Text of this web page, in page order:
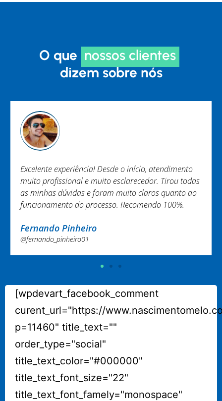
O que nossos clientes
dizem sobre nós
atendimento
Tirou todas
quanto ao
100%.
Trabalho EXCEPCIONAL não tenho
Equipe engajada e ágil. Em especial
Brenner. Obrigada.
@nayaramelo02
[wpdevart_facebook_comment
curent_url="https://
p=11460" title_text=""
order_type="social"
title_text_color="#000000"
title_text_font_size="22"
title_text_font_famely="monospace"